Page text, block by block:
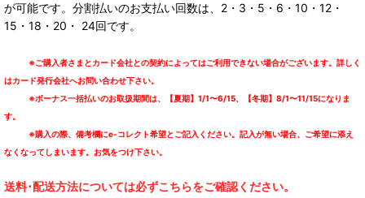
が可能です。分割払いのお支払い回数は、2・3・5・6・10・12・
15・18・20・ 24回です。
※ご購入者さまとカード会社との契約によってはご利用できない場合がございます。詳しく
はカード発行会社へお問い合わせ下さい。
※ボーナス一括払いのお取扱期間は、【夏期】1/1〜6/15、【冬期】8/1〜11/15になりま
す。
※購入の際、備考欄にe-コレクト希望とご記入ください。記入が無い場合、ご希望に添え
なくなってしまいます。お気をつけ下さい。
送料･配送方法については必ずこちらをご確認ください。